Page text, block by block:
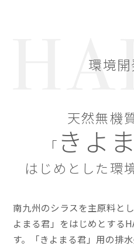
環境
天然無機
「 きよ
はじめとした環
南九州のシラスを主原料と
よまる君」をはじめとする
す。「きよまる君」用の排